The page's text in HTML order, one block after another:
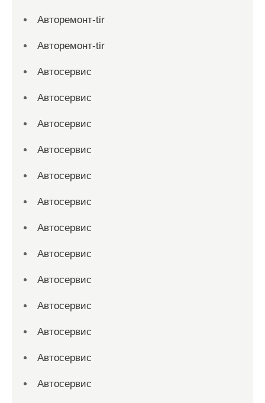
Авторемонт-tir
Авторемонт-tir
Автосервис
Автосервис
Автосервис
Автосервис
Автосервис
Автосервис
Автосервис
Автосервис
Автосервис
Автосервис
Автосервис
Автосервис
Автосервис